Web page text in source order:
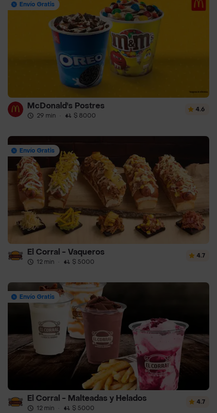
Envío Gratis
McDonald's Postres
29 min · $ 8000
4.6
Envío Gratis
El Corral - Vaqueros
12 min · $ 5000
4.7
Envío Gratis
El Corral - Malteadas y Helados
12 min · $ 5000
4.7